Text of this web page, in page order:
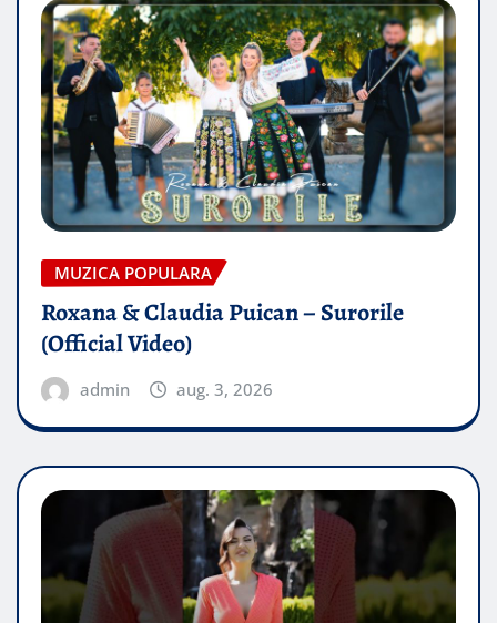
MUZICA POPULARA
Roxana & Claudia Puican – Surorile
(Official Video)
admin aug. 3, 2026